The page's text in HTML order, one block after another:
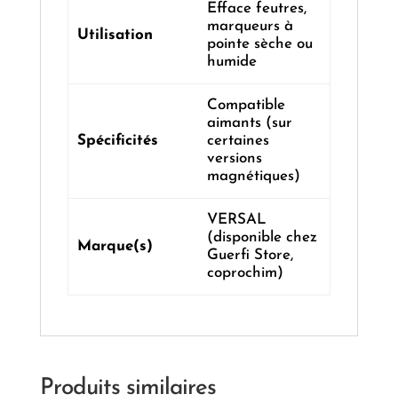
Utilisation
Efface feutres,
marqueurs à
pointe sèche ou
humide
Spécificités
Compatible
aimants (sur
certaines
versions
magnétiques)
Marque(s)
VERSAL
(disponible chez
Guerfi Store,
coprochim)
Produits similaires